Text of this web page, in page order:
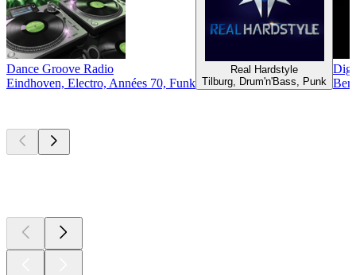
Dance Groove Radio
Eindhoven, Electro, Années 70, Funk
Real Hardstyle
Tilburg, Drum'n'Bass, Punk